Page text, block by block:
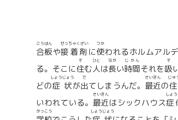
合板
ごうはん
や接着剤
せっちゃくざい
に使
つか
われるホルムアルデ
る。そこに住
す
む人
ひと
は長
なが
い時間
じかん
それを吸
す
どの症状
しょうじょう
が出
で
てしまうんだ。 最近
さいきん
の
じゅ
いわれている。 最近
さいきん
はシックハウス症
しょ
がっこう しょうじょう